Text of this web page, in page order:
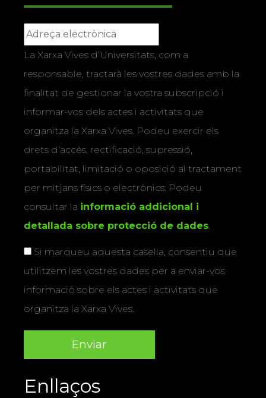
La Xarxa Vives d’Universitats, com a
responsable, tractarà les vostres dades amb la
finalitat de gestionar la vostra subscripció i
informar-vos dels actes i activitats que
organitza la Xarxa Vives. Podeu exercir els
drets d’accés, rectificació, supressió,
portabilitat, limitació o oposició al tractament
per mitjans físics o electrònics. Podeu
consultar la informació addicional i
detallada sobre protecció de dades
Si marqueu aquesta casella, consentiu que
utilitzem les vostres dades per a enviar-vos
informació sobre els actes i activitats que
organitza la Xarxa Vives.
Enllaços